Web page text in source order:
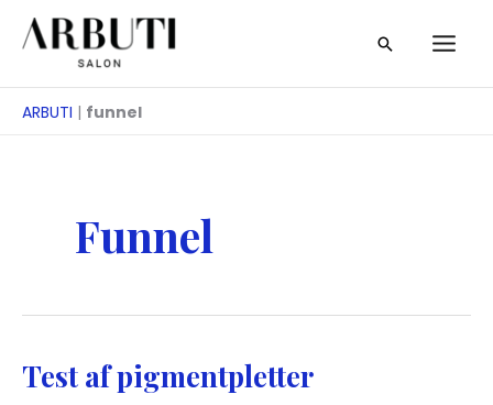
Søg
ARBUTI | funnel
Funnel
Test af pigmentpletter